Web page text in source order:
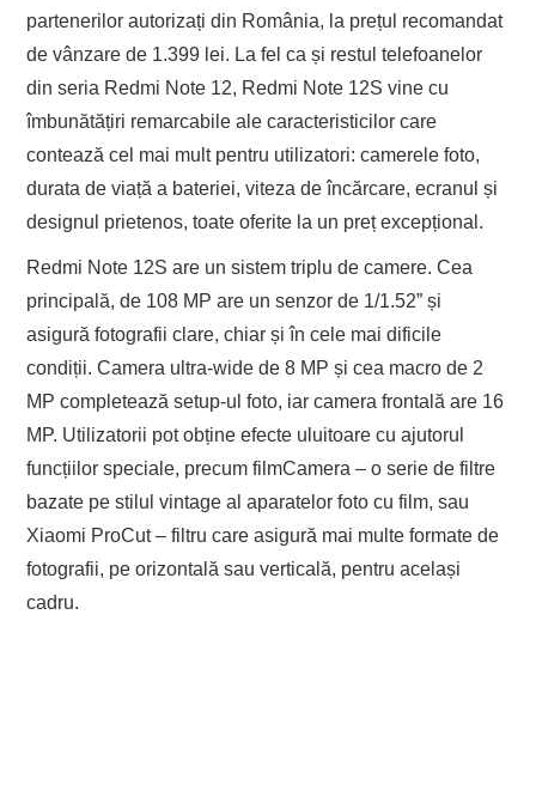
partenerilor autorizați din România, la prețul recomandat
de vânzare de 1.399 lei. La fel ca și restul telefoanelor
din seria Redmi Note 12, Redmi Note 12S vine cu
îmbunătățiri remarcabile ale caracteristicilor care
contează cel mai mult pentru utilizatori: camerele foto,
durata de viață a bateriei, viteza de încărcare, ecranul și
designul prietenos, toate oferite la un preț excepțional.
Redmi Note 12S are un sistem triplu de camere. Cea
principală, de 108 MP are un senzor de 1/1.52” și
asigură fotografii clare, chiar și în cele mai dificile
condiții. Camera ultra-wide de 8 MP și cea macro de 2
MP completează setup-ul foto, iar camera frontală are 16
MP. Utilizatorii pot obține efecte uluitoare cu ajutorul
funcțiilor speciale, precum filmCamera – o serie de filtre
bazate pe stilul vintage al aparatelor foto cu film, sau
Xiaomi ProCut – filtru care asigură mai multe formate de
fotografii, pe orizontală sau verticală, pentru același
cadru.